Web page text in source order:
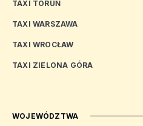
TAXI TORUŃ
TAXI WARSZAWA
TAXI WROCŁAW
TAXI ZIELONA GÓRA
WOJEWÓDZTWA